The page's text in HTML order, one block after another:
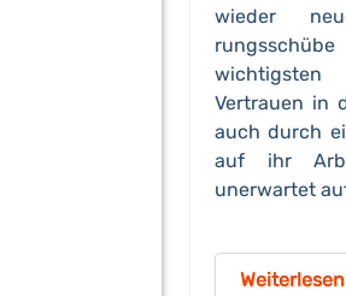
wieder
wichtigsten
Vertrauen in
auch durch
auf ihr
unerwartet
Weiterlesen